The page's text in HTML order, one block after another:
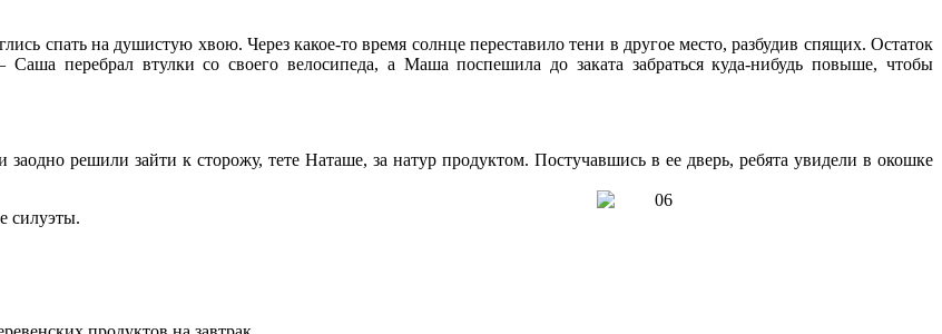
спать на душистую хвою. Через какое-то время солнце переставило тени в другое место, разбудив спящих. Остаток
перебрал втулки со своего велосипеда, а Маша поспешила до заката забраться куда-нибудь повыше, чтобы
решили зайти к сторожу, тете Наташе, за натур продуктом. Постучавшись в ее дверь, ребята увидели в окошке
силуэты.